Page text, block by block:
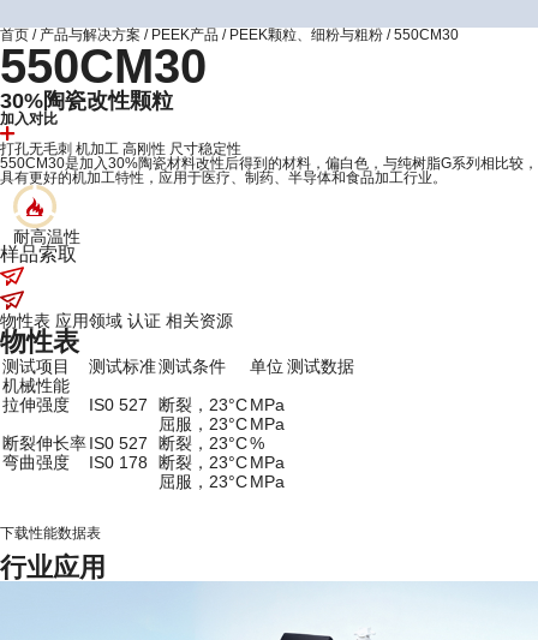
首页 / 产品与解决方案 / PEEK产品 / PEEK颗粒、细粉与粗粉 /550CM30
550CM30
30%陶瓷改性颗粒
加入对比
打孔无毛刺 机加工 高刚性 尺寸稳定性
550CM30是加入30%陶瓷材料改性后得到的材料，偏白色，与纯树脂G系列相比较，
具有更好的机加工特性，应用于医疗、制药、半导体和食品加工行业。
耐高温性
样品索取
物性表 应用领域 认证 相关资源
物性表
测试项目 测试标准测试条件 单位 测试数据
机械性能
拉伸强度
IS0 527 断裂，23°CMPa
屈服，23°CMPa
断裂伸长率IS0 527 断裂，23°C%
弯曲强度
IS0 178 断裂，23°CMPa
屈服，23°CMPa
下载性能数据表
行业应用